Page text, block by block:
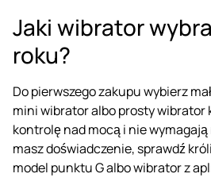
Jaki wibrator
roku?
Do pierwszego zakupu wybierz
mini wibrator albo prosty wibrator
kontrolę nad mocą i nie wymagają
masz doświadczenie, sprawdź
model punktu G albowibrator z